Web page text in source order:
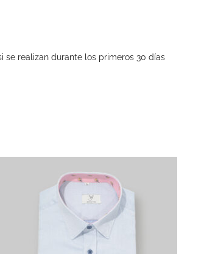
realizan durante los primeros 30 días